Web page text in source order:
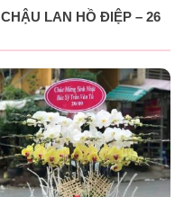
CHẬU LAN HỒ ĐIỆP – 26